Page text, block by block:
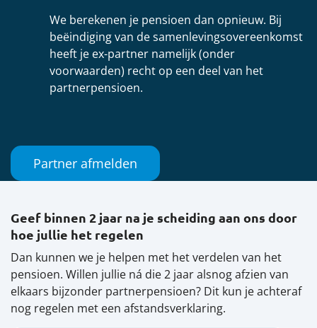
We berekenen je pensioen dan opnieuw. Bij
beëindiging van de samenlevingsovereenkomst
heeft je ex-partner namelijk (onder
voorwaarden) recht op een deel van het
partnerpensioen.
Partner afmelden
Geef binnen 2 jaar na je scheiding aan ons door
hoe jullie het regelen
Dan kunnen we je helpen met het verdelen van het
pensioen. Willen jullie ná die 2 jaar alsnog afzien van
elkaars bijzonder partnerpensioen? Dit kun je achteraf
nog regelen met een afstandsverklaring.